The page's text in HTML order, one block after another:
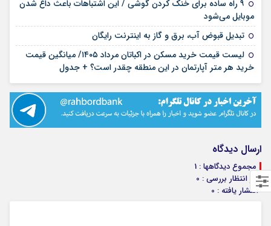
۹ راه ساده برای خنک کردن گوشی / این اشتباهات باعث داغ شدن
موبایل می‌شود
تبدیل قبوض آب، برق و گاز به اینترنت رایگان
لیست قیمت خرید مسکن در اکباتان مرداد ۱۴۰۵/ میانگین قیمت
خرید هر متر آپارتمان در این منطقه چقدر است؟ + جدول
ارسال دیدگاه
مجموع دیدگاهها : 1
در انتظار بررسی : 0
انتشار یافته : 0